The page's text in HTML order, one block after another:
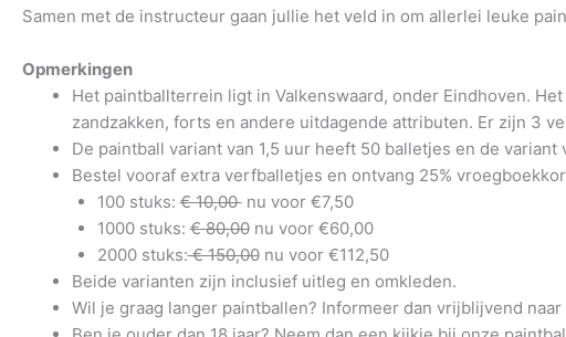
Samen met de instructeur gaan jullie het veld in om allerlei leuke
Opmerkingen
Het paintballterrein ligt in Valkenswaard, onder Eindhoven.
zandzakken, forts en andere uitdagende attributen. Er zijn 3
De paintball variant van 1,5 uur heeft 50 balletjes en de variant
Bestel vooraf extra verfballetjes en ontvang 25%
100 stuks:€ 10,00nu voor €7,50
1000 stuks:€ 80,00nu voor €60,00
2000 stuks:€ 150,00nu voor €112,50
Beide varianten zijn inclusief uitleg en omkleden.
Wil je graag langer paintballen? Informeer dan vrijblijvend